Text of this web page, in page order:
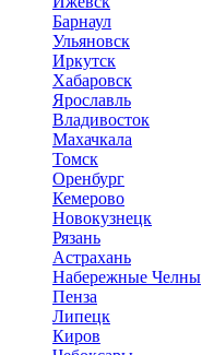
Барнаул
Ульяновск
Иркутск
Хабаровск
Ярославль
Владивосток
Махачкала
Томск
Оренбург
Кемерово
Новокузнецк
Рязань
Астрахань
Набережные Челны
Пенза
Липецк
Киров